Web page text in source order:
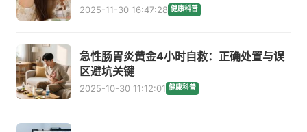
2025-11-30 16:47:28 健康科普
急性肠胃炎黄金4小时自救：正确处置与误
区避坑关键
2025-10-30 11:12:01 健康科普